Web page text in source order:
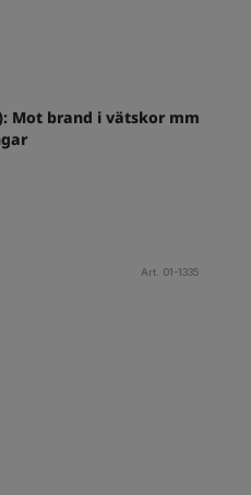
Mot brand i vätskor mm
Art. 01-1335